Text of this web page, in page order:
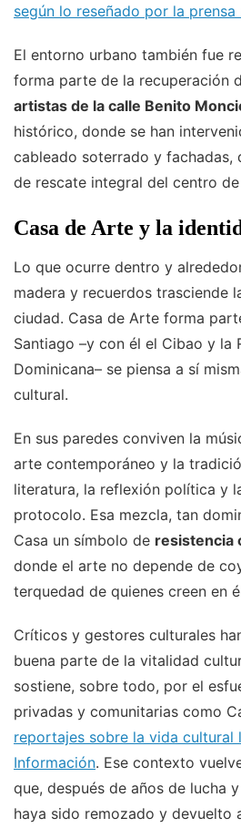
según lo reseñado por la prensa
El entorno urbano también fue
forma parte de la recuperación
artistas de la calle Benito
histórico, donde se han
cableado soterrado y fachadas,
de rescate integral del centro
Casa de Arte y la
Lo que ocurre dentro y
madera y recuerdos trasciende
ciudad. Casa de Arte forma
Santiago –y con él el Cibao y la
Dominicana– se piensa a sí
cultural.
En sus paredes conviven la
arte contemporáneo y la
literatura, la reflexión política y
protocolo. Esa mezcla, tan
Casa un símbolo de resistencia
donde el arte no depende de
terquedad de quienes creen en
Críticos y gestores culturales
buena parte de la vitalidad
sostiene, sobre todo, por el
privadas y comunitarias como
reportajes sobre la vida cultural
Información. Ese contexto
que, después de años de lucha
haya sido remozado y devuelto